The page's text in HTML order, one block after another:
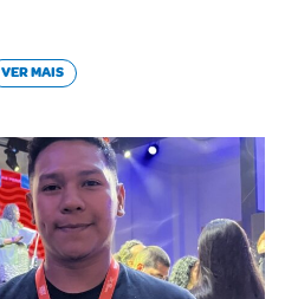
VER MAIS